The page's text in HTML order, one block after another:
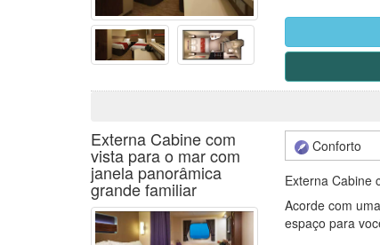
* Obs.: Caso a
ocorrerão no
modificar a
serão servidas
Externa Cabine com
vista para o mar com
janela panorâmica
grande familiar
Conforto
Externa Cabine
Acorde com
espaço para